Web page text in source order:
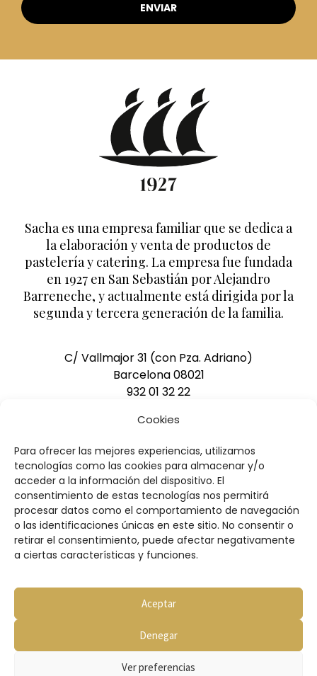
Cookies
Para ofrecer las mejores experiencias, utilizamos
tecnologías como las cookies para almacenar y/o
acceder a la información del dispositivo. El
consentimiento de estas tecnologías nos permitirá
procesar datos como el comportamiento de navegación
o las identificaciones únicas en este sitio. No consentir o
retirar el consentimiento, puede afectar negativamente
a ciertas características y funciones.
Aceptar
Denegar
Ver preferencias
Sacha es una empresa familiar que se dedica a
la elaboración y venta de productos de
pastelería y catering. La empresa fue fundada
en 1927 en San Sebastián por Alejandro
Barreneche, y actualmente está dirigida por la
segunda y tercera generación de la familia.
C/ Vallmajor 31 (con Pza. Adriano)
Barcelona 08021
932 01 32 22
DESCARGAR CATÁLOGO
Condiciones de compra
Política de privacidad
Política de cookies
© 2026 Copyright Pastelería Sacha
Web diseñada porWébico